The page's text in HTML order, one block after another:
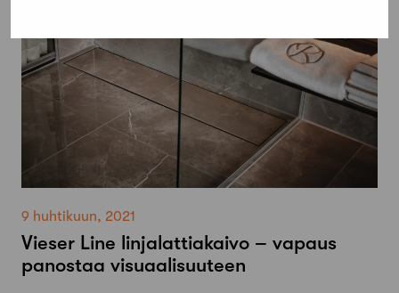
9 huhtikuun, 2021
Vieser Line linjalattiakaivo – vapaus
panostaa visuaalisuuteen